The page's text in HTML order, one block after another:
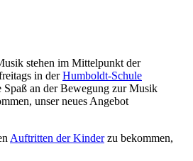
stehen im Mittelpunkt der
in derHumboldt-Schule
an der Bewegung zur Musik
unser neues Angebot
Auftritten der Kinderzu bekommen,